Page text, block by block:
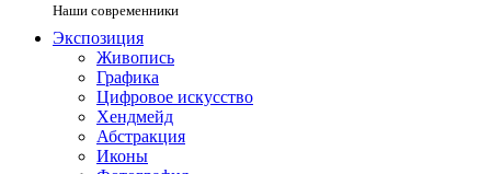
Наши современники
Экспозиция
Живопись
Графика
Цифровое искусство
Хендмейд
Абстракция
Иконы